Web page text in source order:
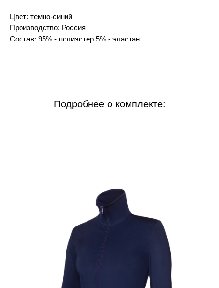
Цвет: темно-синий
Производство: Россия
Состав: 95% - полиэстер 5% - эластан
Подробнее о комплекте: